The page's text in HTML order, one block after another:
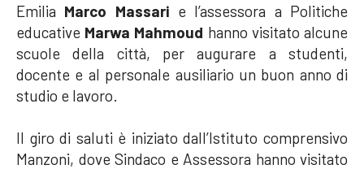
Emilia Marco Massari e l’assessora a Politiche
educative Marwa Mahmoud hanno visitato alcune
scuole della città, per augurare a studenti,
docente e al personale ausiliario un buon anno di
studio e lavoro.
Il giro di saluti è iniziato dall’Istituto comprensivo
Manzoni, dove Sindaco e Assessora hanno visitato